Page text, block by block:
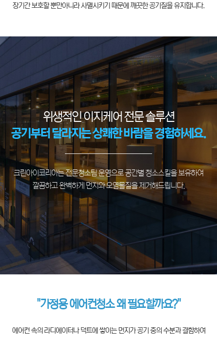
장기간 보호할 뿐만아니라 사멸시키기 때문에 깨끗한 공기질을 유지합니다.
위생적인 이지케어 전문 솔루션
공기부터 달라지는 상쾌한 바람을 경험하세요.
크린아이코리아는 전문청소팀 운영으로 공간별 청소스킬을 보유하여
깔끔하고 완벽하게 먼지와 오염물질을 제거해드립니다.
"가정용 에어컨청소 왜 필요할까요?"
에어컨 속의 라디에이터나 덕트에 쌓이는 먼지가 공기 중의 수분과 결함하여